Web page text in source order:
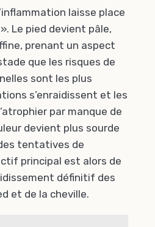
laisse place
Le pied devient pâle,
prenant un aspect
que les risques de
sont les plus
s’enraidissent et les
par manque de
devient plus sourde
tentatives de
principal est alors de
définitif des
et de la cheville.